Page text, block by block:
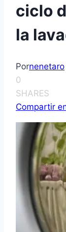
ciclo
la
Pornenetaro
0
SHARES
Compartir